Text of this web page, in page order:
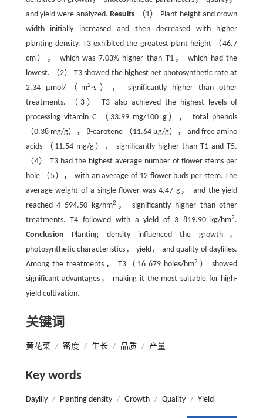
and yield were analyzed.Results （1） Plant height and crown
width initially increased and then decreased with higher
planting density. T3 exhibited the greatest plant height （46.7
cm）， which was 7.03% higher than T1， which had the
lowest. （2） T3 showed the highest net photosynthetic rate at
2.34 μmol/（m2·s）， significantly higher than other
treatments. （3） T3 also achieved the highest levels of
processing vitamin C （33.99 mg/100 g）， total phenols
（0.38 mg/g）， β-carotene （11.64 μg/g）， and free amino
acids （11.54 mg/g）， significantly higher than T1 and T5.
（4） T3 had the highest average number of flower stems per
hole （5）， with an average of 12 flower buds per stem. The
average weight of a single flower was 4.47 g， and the yield
reached 4 594.50 kg/hm2 ， significantly higher than other
treatments. T4 followed with a yield of 3 819.90 kg/hm2.
Conclusion Planting density influenced the growth，
photosynthetic characteristics， yield， and quality of daylilies.
Among the treatments， T3（16 679 holes/hm2 ） showed
significant advantages， making it the most suitable for high-
yield cultivation.
关键词
黄花菜 / 密度 / 生长 / 品质 / 产量
Key words
Daylily / Planting density / Growth / Quality / Yield